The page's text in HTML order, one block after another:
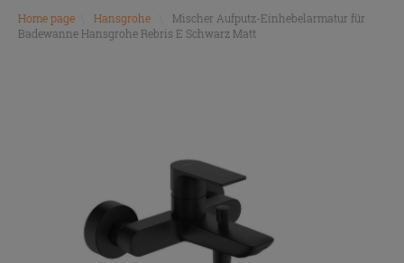
Home page Hansgrohe
Mischer Aufputz-Einhebelarmatur für
Badewanne Hansgrohe Rebris E Schwarz Matt